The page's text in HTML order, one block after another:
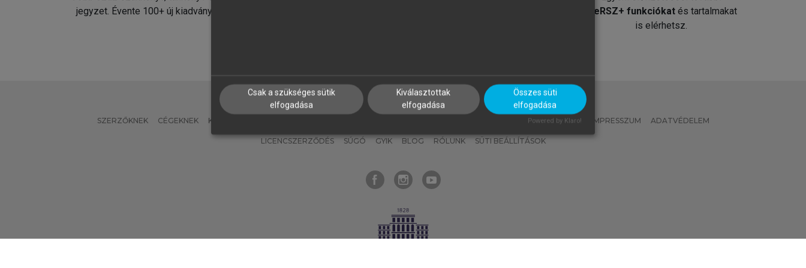
jegyzet. Évente 100+ új kiadvány.
MeRSZ+ funkciókat és tartalmakat
is elérhetsz.
SZERZŐKNEK CÉGEKNEK KÖNYVTÁROSOKNAK MI – ÁLTALÁNOS IRÁNYELVEK IMPRESSZUM ADATVÉDELEM
LICENCSZERZŐDÉS SÚGÓ GYIK BLOG RÓLUNK SÜTI BEÁLLÍTÁSOK
Csak a szükséges sütik
elfogadása
Kiválasztottak
elfogadása
Összes süti
elfogadása
Powered by Klaro!